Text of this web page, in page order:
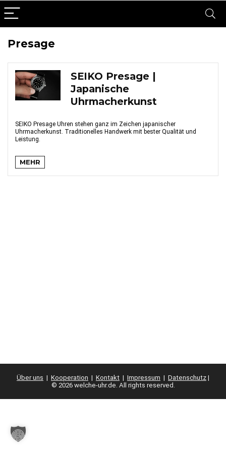
Presage
SEIKO Presage |
Japanische
Uhrmacherkunst
SEIKO Presage Uhren stehen ganz im Zeichen japanischer
Uhrmacherkunst. Traditionelles Handwerk mit bester Qualität und
Leistung.
MEHR
Über uns | Kooperation | Kontakt | Impressum | Datenschutz |
© 2026 welche-uhr.de. All rights reserved.